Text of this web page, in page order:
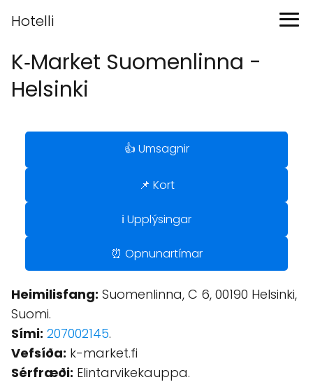
Hotelli
K‑Market Suomenlinna -
Helsinki
👍 Umsagnir
📌 Kort
ℹ️ Upplýsingar
⏰ Opnunartímar
Heimilisfang: Suomenlinna, C 6, 00190 Helsinki,
Suomi.
Sími: 207002145.
Vefsíða: k-market.fi
Sérfræði: Elintarvikekauppa.